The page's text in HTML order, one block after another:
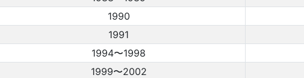
1990
1991
1994〜1998
1999〜2002